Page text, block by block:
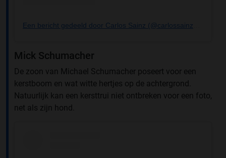
Mick Schumacher
De zoon van Michael Schumacher poseert voor een
kerstboom en wat witte hertjes op de achtergrond.
Natuurlijk kan een kersttrui niet ontbreken voor een foto,
net als zijn hond.